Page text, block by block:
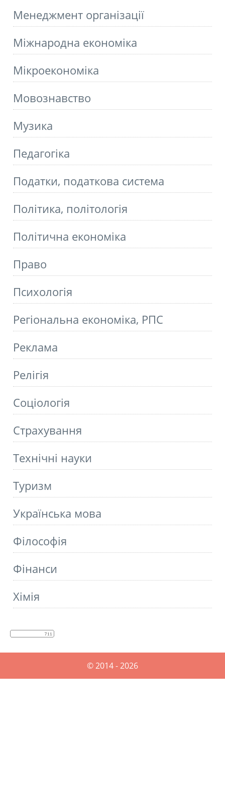
Менеджмент організації
Міжнародна економіка
Мікроекономіка
Мовознавство
Музика
Педагогіка
Податки, податкова система
Політика, політологія
Політична економіка
Право
Психологія
Регіональна економіка, РПС
Реклама
Релігія
Соціологія
Страхування
Технічні науки
Туризм
Українська мова
Філософія
Фінанси
Хімія
© 2014 - 2026